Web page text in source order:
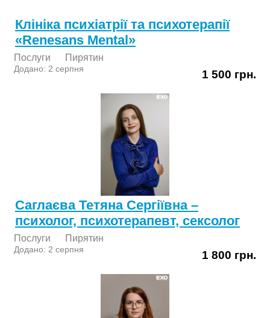
Клініка психіатрії та психотерапії
«Renesans Mental»
Послуги Пирятин
Додано: 2 серпня 1 500 грн.
Саглаєва Тетяна Сергіївна –
психолог, психотерапевт, сексолог
Послуги Пирятин
Додано: 2 серпня 1 800 грн.